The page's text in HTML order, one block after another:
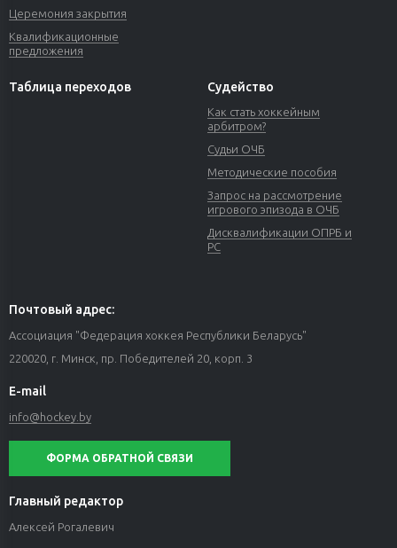
Церемония закрытия
Квалификационные
предложения
Таблица переходов Судейство
Как стать хоккейным
арбитром?
Судьи ОЧБ
Методические пособия
Запрос на рассмотрение
игрового эпизода в ОЧБ
Дисквалификации ОПРБ и
РС
Почтовый адрес:
Ассоциация "Федерация хоккея Республики Беларусь"
220020, г. Минск, пр. Победителей 20, корп. 3
E-mail
info@hockey.by
ФОРМА ОБРАТНОЙ СВЯЗИ
Главный редактор
Алексей Рогалевич